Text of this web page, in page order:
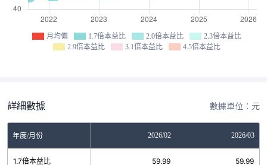
月均價 1.7倍本益比 2.0倍本益比
2.3倍本益比
2.9倍本益比
3.1倍本益比 4.5倍本益比
詳細數據 數據單位：元
年度/月份 2026/02 2026/03
1.7倍本益比 59.99 59.99